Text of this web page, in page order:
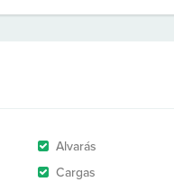
Alvarás
Cargas